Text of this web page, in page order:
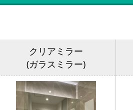
クリアミラー
(ガラスミラー)